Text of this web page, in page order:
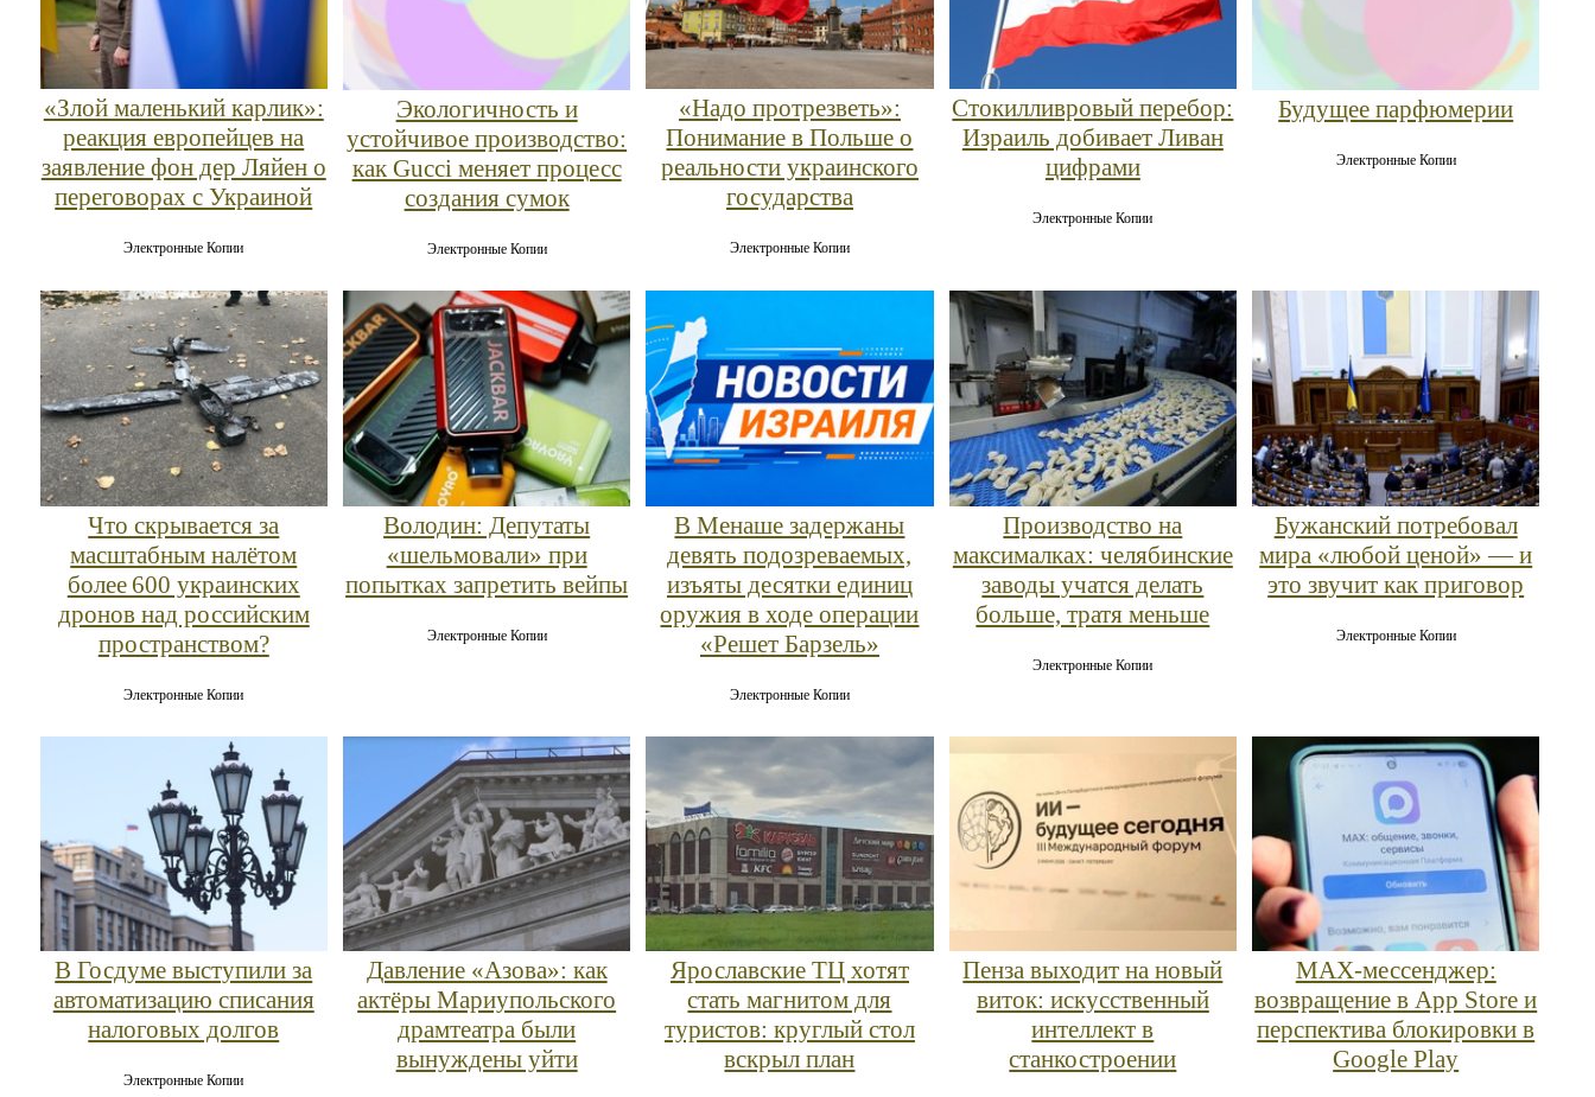
«Злой маленький карлик»:
реакция европейцев на
заявление фон дер Ляйен о
переговорах с Украиной
Электронные Копии
Экологичность и
устойчивое производство:
как Gucci меняет процесс
создания сумок
Электронные Копии
«Надо протрезветь»:
Понимание в Польше о
реальности украинского
государства
Электронные Копии
Стокилливровый перебор:
Израиль добивает Ливан
цифрами
Электронные Копии
Будущее парфюмерии
Электронные Копии
Что скрывается за
масштабным налётом
более 600 украинских
дронов над российским
пространством?
Электронные Копии
Володин: Депутаты
«шельмовали» при
попытках запретить вейпы
Электронные Копии
В Менаше задержаны
девять подозреваемых,
изъяты десятки единиц
оружия в ходе операции
«Решет Барзель»
Электронные Копии
Производство на
максималках: челябинские
заводы учатся делать
больше, тратя меньше
Электронные Копии
Бужанский потребовал
мира «любой ценой» — и
это звучит как приговор
Электронные Копии
В Госдуме выступили за
автоматизацию списания
налоговых долгов
Электронные Копии
Давление «Азова»: как
актёры Мариупольского
драмтеатра были
вынуждены уйти
Ярославские ТЦ хотят
стать магнитом для
туристов: круглый стол
вскрыл план
Пенза выходит на новый
виток: искусственный
интеллект в
станкостроении
MAX‑мессенджер:
возвращение в App Store и
перспектива блокировки в
Google Play